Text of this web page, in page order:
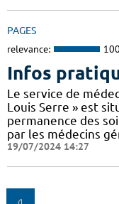
PAGES
relevance:
Infos
Le service de
Louis Serre » est
permanence des
par les médecins
19/07/2024 14:27